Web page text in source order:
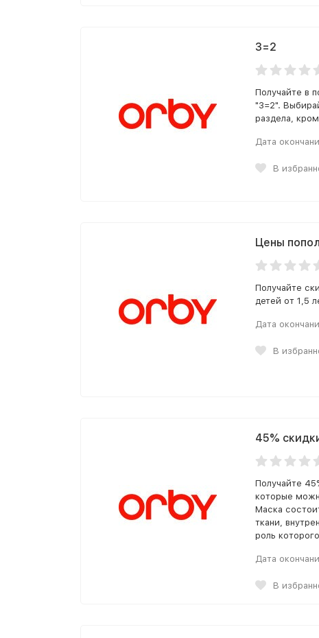
3=2
Получайте в
"3=2".
раздела,
Дата
В
Цены
Получайте
детей от 1,5
Дата
В
45%
Получайте
которые
Маска
ткани,
роль
Дата
В